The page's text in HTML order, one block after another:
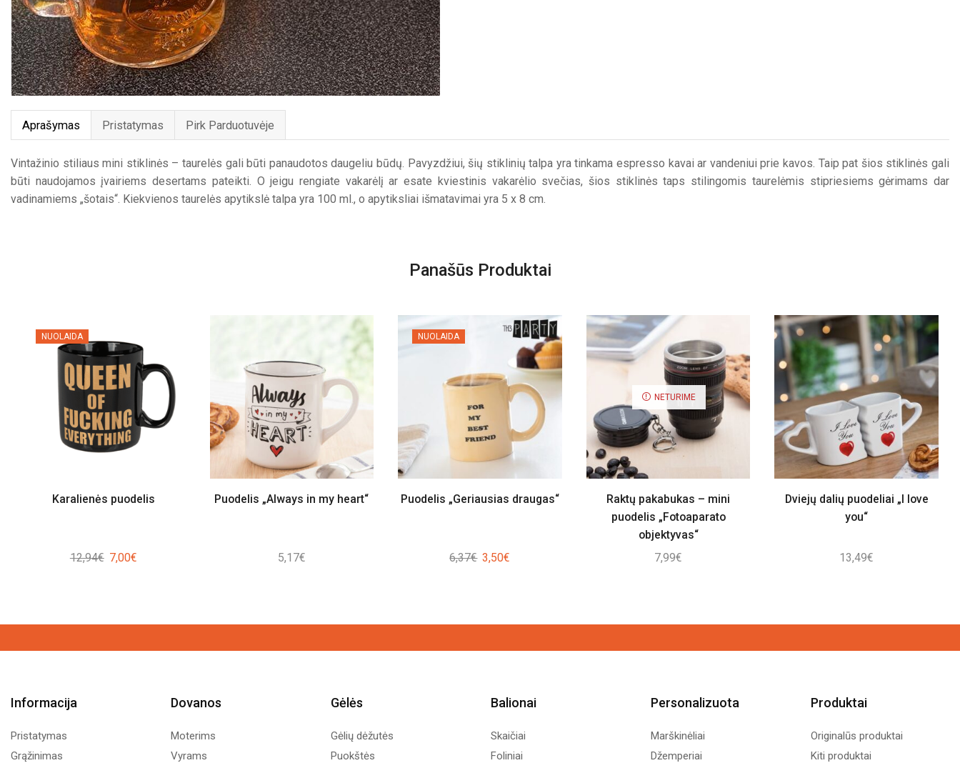
Aprašymas Pristatymas Pirk Parduotuvėje
Vintažinio stiliaus mini stiklinės – taurelės gali būti panaudotos daugeliu būdų. Pavyzdžiui, šių stiklinių talpa yra tinkama espresso kavai ar vandeniui prie kavos. Taip pat šios stiklinės gali
būti naudojamos įvairiems desertams pateikti. O jeigu rengiate vakarėlį ar esate kviestinis vakarėlio svečias, šios stiklinės taps stilingomis taurelėmis stipriesiems gėrimams dar
vadinamiems „šotais“. Kiekvienos taurelės apytikslė talpa yra 100 ml., o apytiksliai išmatavimai yra 5 x 8 cm.
Panašūs Produktai
NUOLAIDA
Karalienės puodelis
12,94€ Original
7,00€Current
Puodelis „Always in my heart“
5,17€
NUOLAIDA
Puodelis „Geriausias draugas“
6,37€ Original
3,50€
NETURIME
Raktų pakabukas – mini
puodelis „Fotoaparato
objektyvas“
7,99€
Dviejų dalių puodeliai „I love
you“
13,49€
Informacija
Pristatymas
Grąžinimas
Dovanos
Moterims
Vyrams
Gėlės
Gėlių dėžutės
Puokštės
Balionai
Skaičiai
Foliniai
Personalizuota
Marškinėliai
Džemperiai
Produktai
Originalūs produktai
Kiti produktai